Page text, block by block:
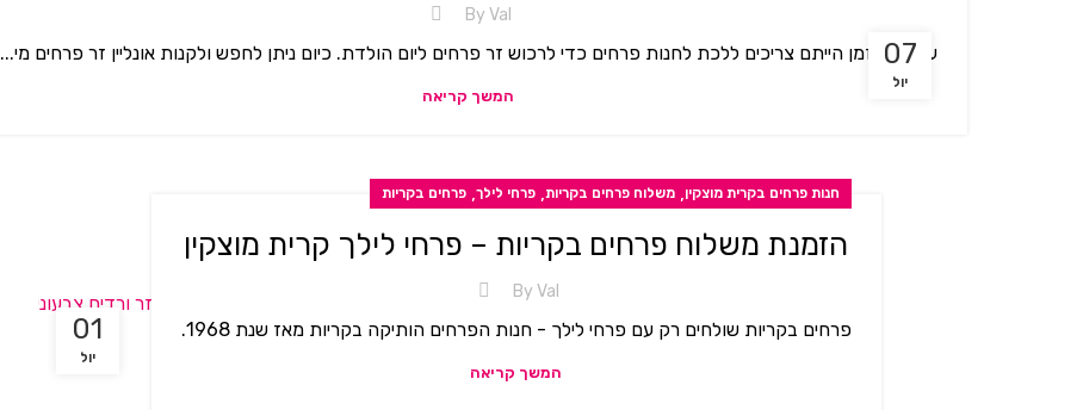
07
יול
By Val
עד לא מזמן הייתם צריכים ללכת לחנות פרחים כדי לרכוש זר פרחים ליום הולדת. כיום ניתן לחפש ולקנות אונליין זר פרחים מי...
המשך קריאה
01
יול
חנות פרחים בקרית מוצקין,משלוח פרחים בקריות,פרחי לילך,פרחים בקריות
הזמנת משלוח פרחים בקריות – פרחי לילך קרית מוצקין
By Val
פרחים בקריות שולחים רק עם פרחי לילך - חנות הפרחים הותיקה בקריות מאז שנת 1968.
המשך קריאה